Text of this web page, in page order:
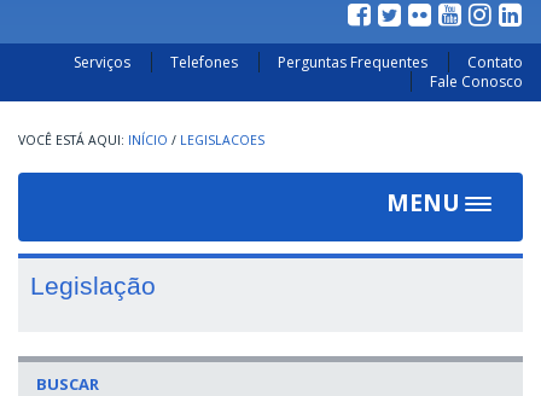
Serviços Telefones Perguntas Frequentes
Contato
Fale Conosco
INÍCIO / LEGISLACOES
MENU
Toggle
Legislação
BUSCAR